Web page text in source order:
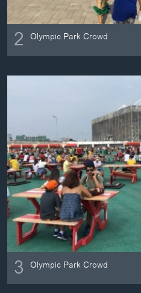
2 Olympic Park Crowd
3 Olympic Park Crowd